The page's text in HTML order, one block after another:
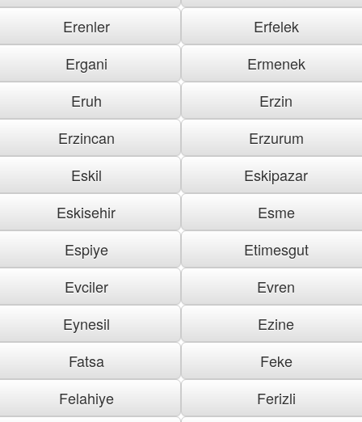
Erenler
Erfelek
Ergani
Ermenek
Eruh
Erzin
Erzincan
Erzurum
Eskil
Eskipazar
Eskisehir
Esme
Espiye
Etimesgut
Evciler
Evren
Eynesil
Ezine
Fatsa
Feke
Felahiye
Ferizli